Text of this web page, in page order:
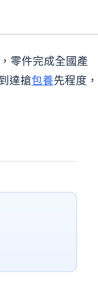
零件完成全國產
達搶包養先程度，